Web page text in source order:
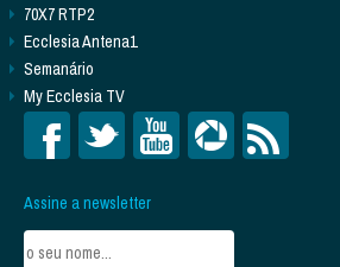
70X7 RTP2
Ecclesia Antena1
Semanário
My Ecclesia TV
Assine a newsletter